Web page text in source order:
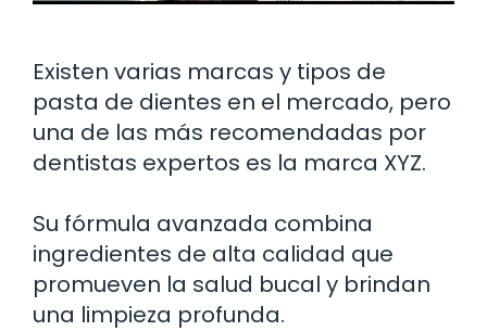
Existen varias marcas y tipos de
pasta de dientes en el mercado, pero
una de las más recomendadas por
dentistas expertos es la marca XYZ.
Su fórmula avanzada combina
ingredientes de alta calidad que
promueven la salud bucal y brindan
una limpieza profunda.